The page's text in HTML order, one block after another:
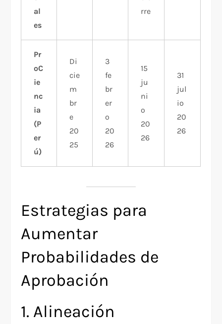
al
es
rre
Pr
oC
ie
nc
ia
(P
er
ú)
Di
cie
m
br
e
20
25
3
fe
br
er
o
20
26
15
ju
ni
o
20
26
31
jul
io
20
26
Estrategias para
Aumentar
Probabilidades de
Aprobación
1. Alineación